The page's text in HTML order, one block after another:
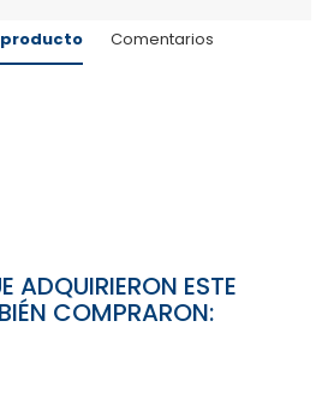
Comentarios
ADQUIRIERON ESTE
COMPRARON: